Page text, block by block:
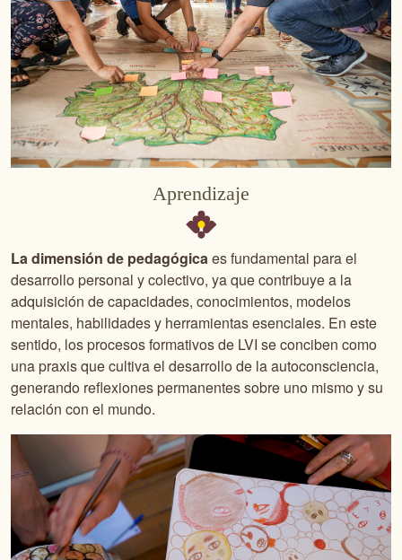
Aprendizaje
La dimensión de pedagógicaes fundamental para el
desarrollo personal y colectivo, ya que contribuye a la
adquisición de capacidades, conocimientos, modelos
mentales, habilidades y herramientas esenciales. En este
sentido, los procesos formativos de LVI se conciben como
una praxis que cultiva el desarrollo de la autoconsciencia,
generando reflexiones permanentes sobre uno mismo y su
relación con el mundo.